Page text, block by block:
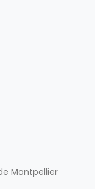
Montpellier